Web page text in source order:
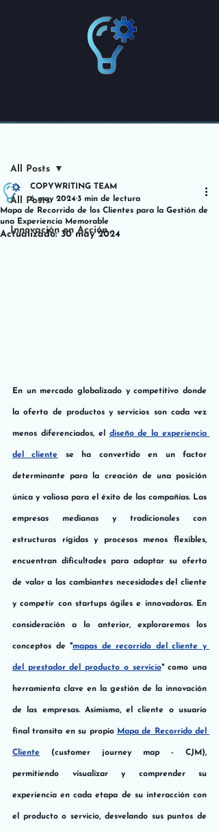
All Posts
Innovación en Acción
All Posts
Mapa de Recorrido de los Clientes para la Gestión de
una Experiencia Memorable
COPYWRITING TEAM
6 may 20243 min de lectura
Actualizado:30 may 2024
En un mercado globalizado y competitivo donde
la oferta de productos y servicios son cada vez
menos diferenciados, el diseño de la experiencia
del cliente se ha convertido en un factor
determinante para la creación de una posición
única y valiosa para el éxito de las compañías. Las
empresas medianas y tradicionales con
estructuras rígidas y procesos menos flexibles,
encuentran dificultades para adaptar su oferta
de valor a las cambiantes necesidades del cliente
y competir con startups ágiles e innovadoras. En
consideración a lo anterior, exploraremos los
conceptos de "mapas de recorrido del cliente y
del prestador del producto o servicio" como una
herramienta clave en la gestión de la innovación
de las empresas. Asimismo, el cliente o usuario
final transita en su propio Mapa de Recorrido del
Cliente (customer journey map - CJM),
permitiendo visualizar y comprender su
experiencia en cada etapa de su interacción con
el producto o servicio, desvelando sus puntos de